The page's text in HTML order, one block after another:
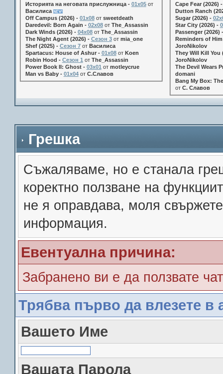
Историята на неговата прислужница - 01х05от
Василиса
Off Campus (2026) - 01x08от sweetdeath
Daredevil: Born Again - 02x08от The_Assassin
Dark Winds (2026) - 04x08от The_Assassin
The Night Agent (2026) - Сезон 3от mia_one
Shef (2025) - Сезон 7от Василиса
Spartacus: House of Ashur - 01x08от Koen
Robin Hood - Сезон 1 от The_Assassin
Power Book II: Ghost - 03x01 от motleycrue
Man vs Baby - 01x04от С.Славов
Cape Fear (2026)
Dutton Ranch
Sugar (2026) -
Star City (2026) -
Passenger (2026)
Reminders of
JoroNikolov
They Will Kill You
JoroNikolov
The Devil Wears
domani
Bang My Box:
от С. Славов
Грешка
Съжалявамe, но е станала
коректно ползване на
не я оправдава, моля
информация.
Евентуална причина:
Забранено ви е да ползвате
Трябва първо да влезете в
Вашето Име
Вашата Парола